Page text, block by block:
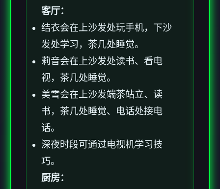
客厅：
结衣会在上沙发处玩手机，下沙
发处学习，茶几处睡觉。
莉音会在上沙发处读书、看电
视，茶几处睡觉。
美雪会在上沙发端茶站立、读
书，茶几处睡觉、电话处接电
话。
深夜时段可通过电视机学习技
巧。
厨房：